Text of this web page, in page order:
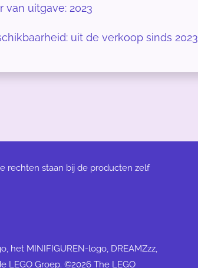
van uitgave: 2023
uit de verkoop sinds 2023
rechten staan bij de producten zelf
het MINIFIGUREN-logo, DREAMZzz,
LEGO Groep. ©2026 The LEGO